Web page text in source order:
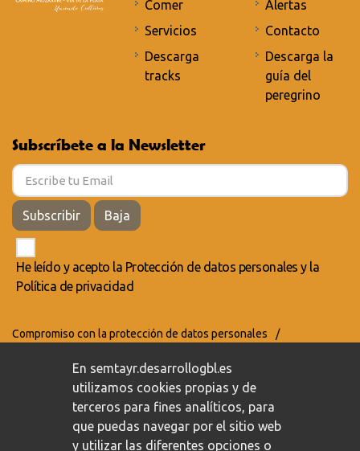
Comer
Servicios
Descarga
tracks
Alertas
Contacto
Descarga la
guía del
peregrino
Subscríbete a la Newsletter
Subscribir Baja
He leído y acepto la Protección de datos personales y la
Política de privacidad
Compromiso con la protección de datos personales
/
En semtayr.desarrollogbl.es
utilizamos cookies propias y de
terceros para fines analíticos, para
que puedas navegar por el sitio web
y utilizar las diferentes opciones o